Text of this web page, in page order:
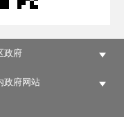
政府
政府网站